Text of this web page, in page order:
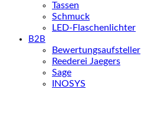
Tassen
Schmuck
LED-Flaschenlichter
B2B
Bewertungsaufsteller
Reederei Jaegers
Sage
INOSYS